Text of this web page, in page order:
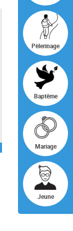
Pèlerinage
Baptême
Mariage
Jeune